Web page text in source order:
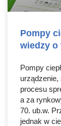
Pompy
wiedzy
Pompy
urządzenie,
procesu
a za
70. ub.w.
jednak w